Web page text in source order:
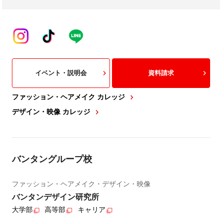
ファッション・ヘアメイク カレッジ
デザイン・映像 カレッジ
イベント・説明会 資料請求
バンタングループ校
ファッション・ヘアメイク・デザイン・映像
バンタンデザイン研究所
大学部 高等部 キャリア